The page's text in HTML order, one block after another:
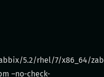
5.2/rhel/7/x86_64/
–no-check-